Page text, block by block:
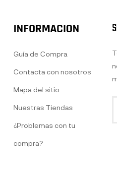
INFORMACION
Guía de Compra
Contacta con nosotros
Mapa del sitio
Nuestras Tiendas
¿Problemas con tu
compra?